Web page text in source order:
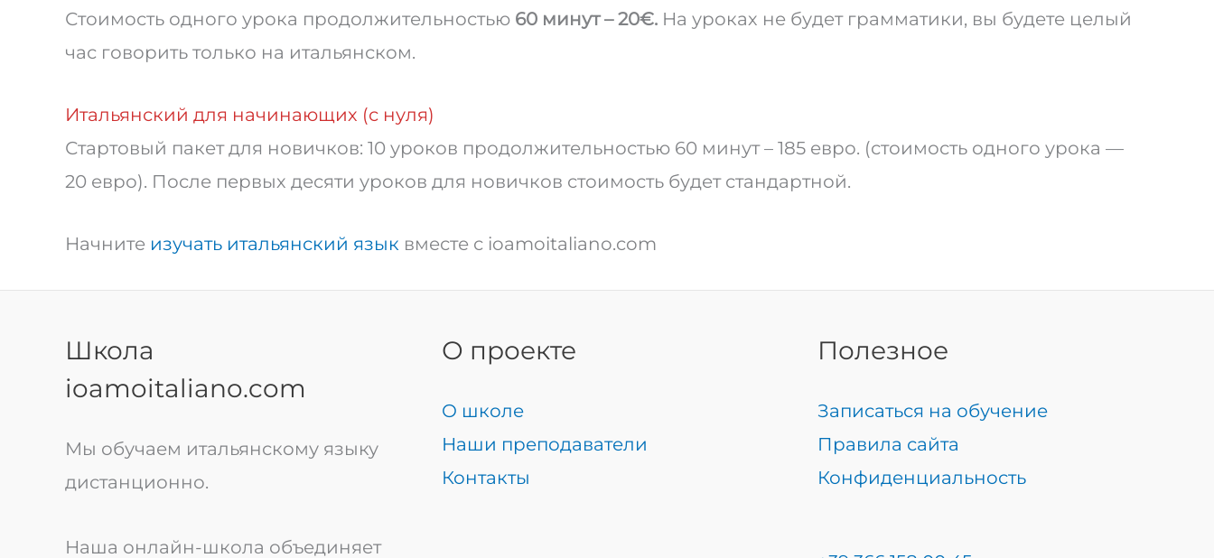
Стоимость одного урока продолжительностью 60 минут – 20€. На уроках не будет грамматики, вы будете целый
час говорить только на итальянском.
Итальянский для начинающих (с нуля)
Стартовый пакет для новичков: 10 уроков продолжительностью 60 минут – 185 евро. (стоимость одного урока —
20 евро). После первых десяти уроков для новичков стоимость будет стандартной.
Начните изучать итальянский язык вместе с ioamoitaliano.com
Школа
ioamoitaliano.com
Мы обучаем итальянскому языку
дистанционно.
Наша онлайн-школа объединяет
О проекте
О школе
Наши преподаватели
Контакты
Полезное
Записаться на обучение
Правила сайта
Конфиденциальность